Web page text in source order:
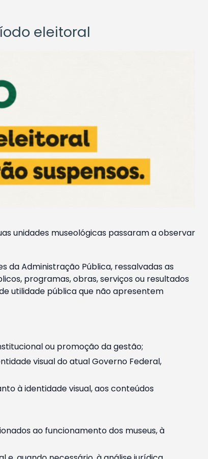
eleitoral
unidades museológicas passaram a observar
da Administração Pública, ressalvadas as
programas, obras, serviços ou resultados
utilidade pública que não apresentem
ou promoção da gestão;
visual do atual Governo Federal,
à identidade visual, aos conteúdos
ao funcionamento dos museus, à